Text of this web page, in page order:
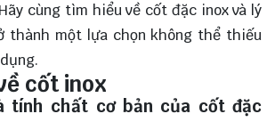
cùng tìm hiểuvề cốt đặc inox và lý
thành một lựa chọn không thể thiếu
cốt inox
tính chất cơ bản của cốt đặc